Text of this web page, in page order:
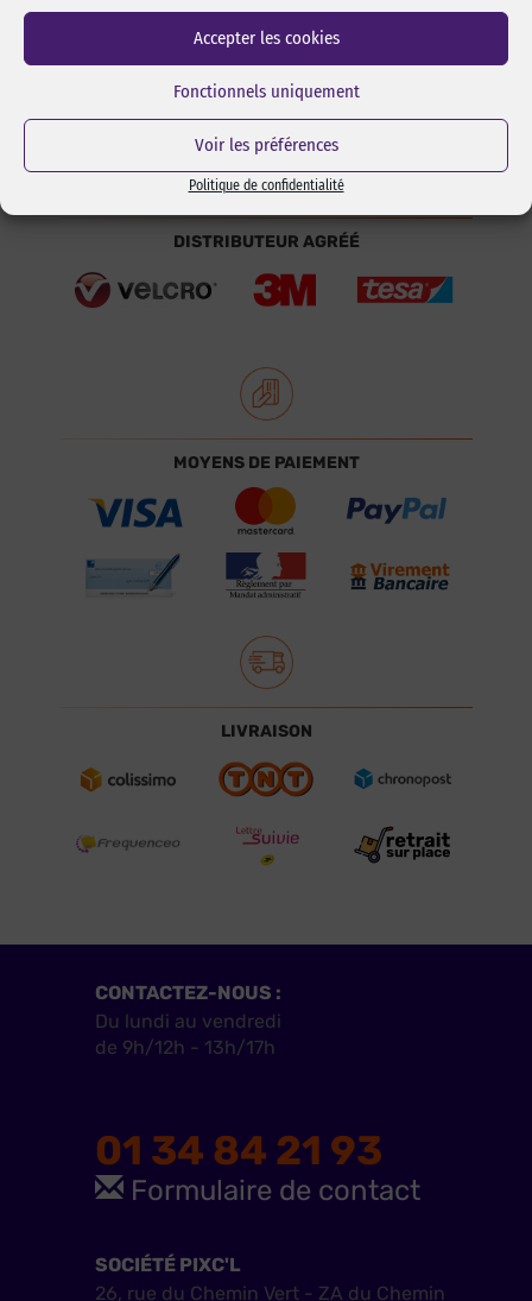
Accepter les cookies
Fonctionnels uniquement
Voir les préférences
Politique de confidentialité
DISTRIBUTEUR AGRÉÉ
MOYENS DE PAIEMENT
LIVRAISON
CONTACTEZ-NOUS :
Du lundi au vendredi
de 9h/12h - 13h/17h
01 34 84 21 93
Formulaire de contact
SOCIÉTÉ PIXC'L
26, rue du Chemin Vert - ZA du Chemin